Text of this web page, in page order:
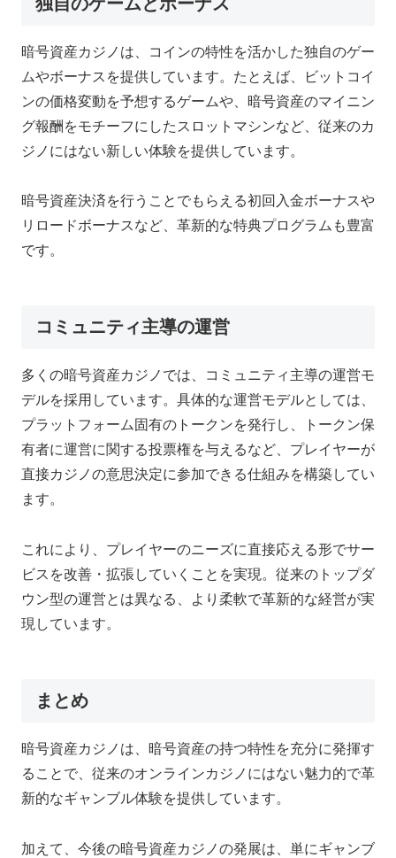
暗号資産カジノは、コインの特性を活かした独自のゲー
ムやボーナスを提供しています。たとえば、ビットコイ
ンの価格変動を予想するゲームや、暗号資産のマイニン
グ報酬をモチーフにしたスロットマシンなど、従来のカ
ジノにはない新しい体験を提供しています。
暗号資産決済を行うことでもらえる初回入金ボーナスや
リロードボーナスなど、革新的な特典プログラムも豊富
です。
コミュニティ主導の運営
多くの暗号資産カジノでは、コミュニティ主導の運営モ
デルを採用しています。具体的な運営モデルとしては、
プラットフォーム固有のトークンを発行し、トークン保
有者に運営に関する投票権を与えるなど、プレイヤーが
直接カジノの意思決定に参加できる仕組みを構築してい
ます。
これにより、プレイヤーのニーズに直接応える形でサー
ビスを改善・拡張していくことを実現。従来のトップダ
ウン型の運営とは異なる、より柔軟で革新的な経営が実
現しています。
まとめ
暗号資産カジノは、暗号資産の持つ特性を充分に発揮す
ることで、従来のオンラインカジノにはない魅力的で革
新的なギャンブル体験を提供しています。
加えて、今後の暗号資産カジノの発展は、単にギャンブ